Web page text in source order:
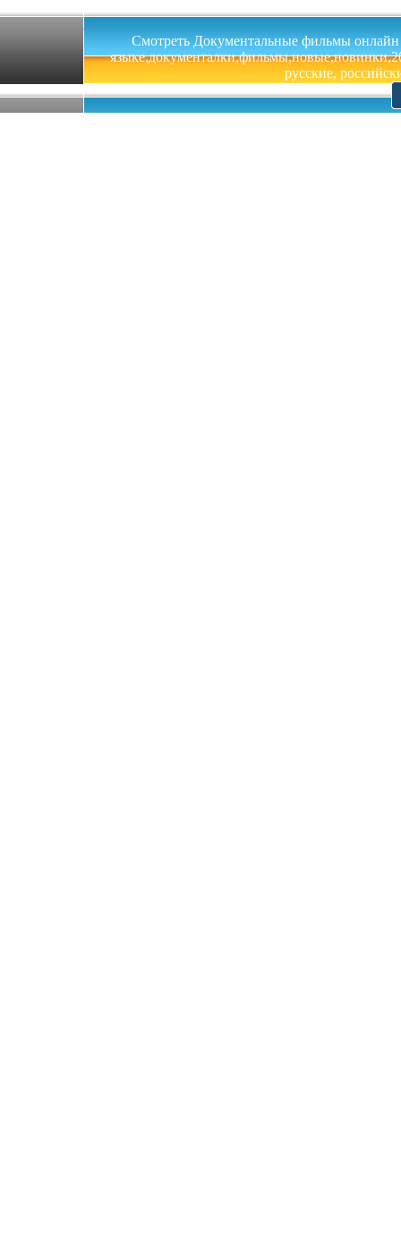
Смотреть Документальные фильмы онлайн
русские,